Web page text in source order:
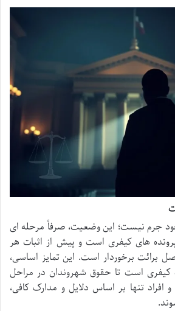
جرم نیست؛ این وضعیت، صرفاً مرحله ای
های کیفری است و پیش از اثبات هر
برائت برخوردار است. این تمایز اساسی،
است تا حقوق شهروندان در مراحل
تنها بر اساس دلایل و مدارک کافی،